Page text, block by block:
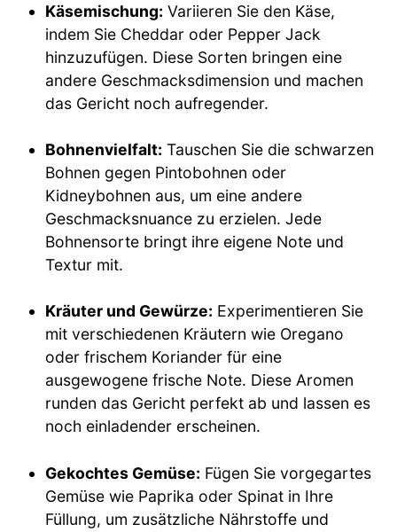
Käsemischung: Variieren Sie den Käse,
indem Sie Cheddar oder Pepper Jack
hinzuzufügen. Diese Sorten bringen eine
andere Geschmacksdimension und machen
das Gericht noch aufregender.
Bohnenvielfalt: Tauschen Sie die schwarzen
Bohnen gegen Pintobohnen oder
Kidneybohnen aus, um eine andere
Geschmacksnuance zu erzielen. Jede
Bohnensorte bringt ihre eigene Note und
Textur mit.
Kräuter und Gewürze: Experimentieren Sie
mit verschiedenen Kräutern wie Oregano
oder frischem Koriander für eine
ausgewogene frische Note. Diese Aromen
runden das Gericht perfekt ab und lassen es
noch einladender erscheinen.
Gekochtes Gemüse: Fügen Sie vorgegartes
Gemüse wie Paprika oder Spinat in Ihre
Füllung, um zusätzliche Nährstoffe und